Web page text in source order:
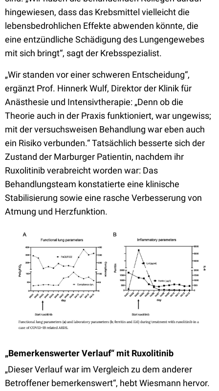
hingewiesen, dass das Krebsmittel vielleicht die
lebensbedrohlichen Effekte abwenden könnte, die
eine entzündliche Schädigung des Lungengewebes
mit sich bringt“, sagt der Krebsspezialist.
„Wir standen vor einer schweren Entscheidung“,
ergänzt Prof. Hinnerk Wulf, Direktor der Klinik für
Anästhesie und Intensivtherapie: „Denn ob die
Theorie auch in der Praxis funktioniert, war ungewiss;
mit der versuchsweisen Behandlung war eben auch
ein Risiko verbunden.“ Tatsächlich besserte sich der
Zustand der Marburger Patientin, nachdem ihr
Ruxolitinib verabreicht worden war: Das
Behandlungsteam konstatierte eine klinische
Stabilisierung sowie eine rasche Verbesserung von
Atmung und Herzfunktion.
„Bemerkenswerter Verlauf“ mit Ruxolitinib
„Dieser Verlauf war im Vergleich zu dem anderer
Betroffener bemerkenswert“, hebt Wiesmann hervor.